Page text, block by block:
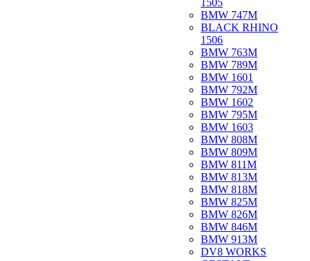
1505
BMW 747M
BLACK RHINO
1506
BMW 763M
BMW 789M
BMW 1601
BMW 792M
BMW 1602
BMW 795M
BMW 1603
BMW 808M
BMW 809M
BMW 811M
BMW 813M
BMW 818M
BMW 825M
BMW 826M
BMW 846M
BMW 913M
DV8 WORKS